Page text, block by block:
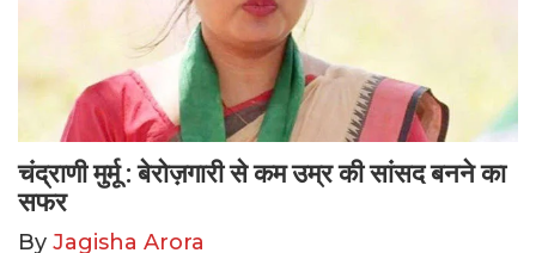
चंद्राणी मुर्मू : बेरोज़गारी से कम उम्र की सांसद बनने का
सफर
By Jagisha Arora